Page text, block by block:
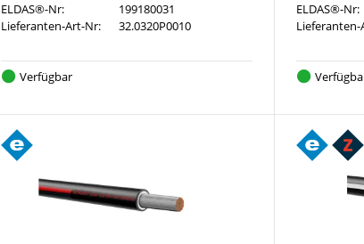
ELDAS®-Nr:
199180031
Lieferanten-Art-Nr:
32.0320P0010
Verfügbar
ELDAS®-Nr: